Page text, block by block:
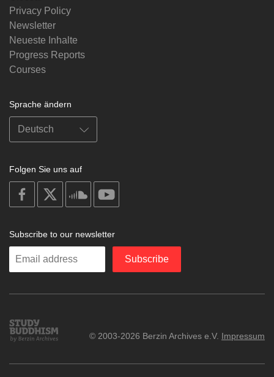
Privacy Policy
Newsletter
Neueste Inhalte
Progress Reports
Courses
Sprache ändern
Folgen Sie uns auf
on
facebook
soundcloud
Subscribe to our newsletter
Enter
Subscribe
Study
Buddhism
© 2003-2026 Berzin Archives e.V. Impressum